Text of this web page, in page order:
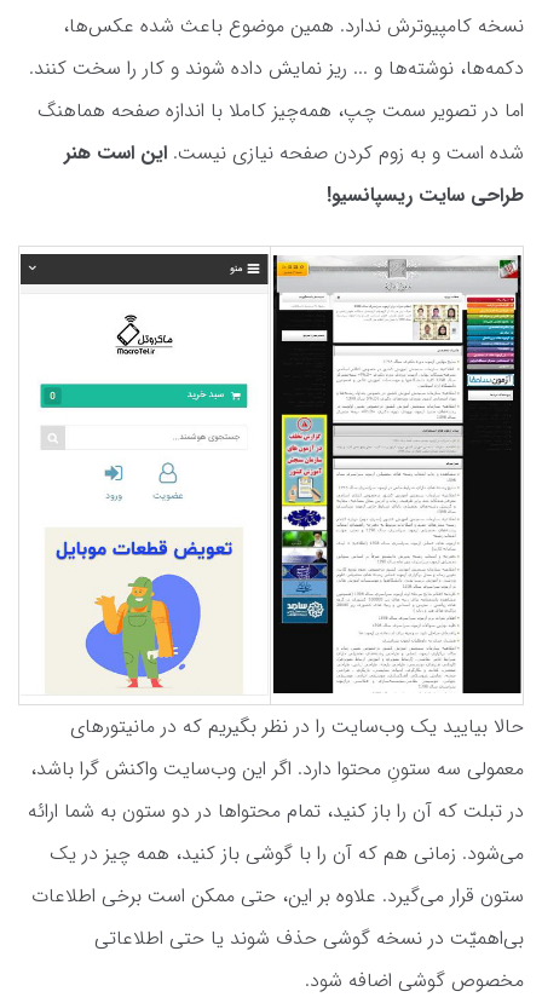
نسخه کامپیوترش ندارد. همین موضوع باعث شده عکس‌ها،
دکمه‌ها، نوشته‌ها و ... ریز نمایش داده شوند و کار را سخت کنند.
اما در تصویر سمت چپ، همه‌چیز کاملا با اندازه صفحه هماهنگ
شده است و به زوم کردن صفحه نیازی نیست. این است هنر
طراحی سایت ریسپانسیو!
حالا بیایید یک وب‌سایت را در نظر بگیریم که در مانیتورهای
معمولی سه ستونِ محتوا دارد. اگر این وب‌سایت واکنش گرا باشد،
در تبلت که آن را باز کنید، تمام محتواها در دو ستون به شما ارائه
می‌شود. زمانی هم که آن را با گوشی باز کنید، همه چیز در یک
ستون قرار می‌گیرد. علاوه بر این، حتی ممکن است برخی اطلاعات
بی‌اهمیّت در نسخه گوشی حذف شوند یا حتی اطلاعاتی
مخصوص گوشی اضافه شود.